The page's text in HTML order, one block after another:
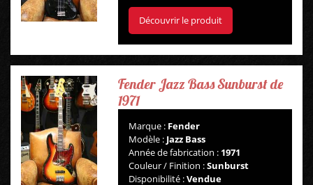
GUITARES
BASSES
Découvrir le produit
Fender Jazz Bass Sunburst de
1971
Marque : Fender
Modèle : Jazz Bass
Année de fabrication : 1971
Couleur / Finition :Sunburst
Disponibilité :Vendue